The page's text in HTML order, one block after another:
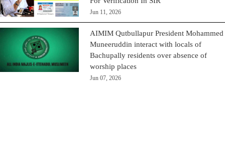
Jun 11, 2026
AIMIM Qutbullapur President Mohammed
Muneeruddin interact with locals of
Bachupally residents over absence of
worship places
Jun 07, 2026